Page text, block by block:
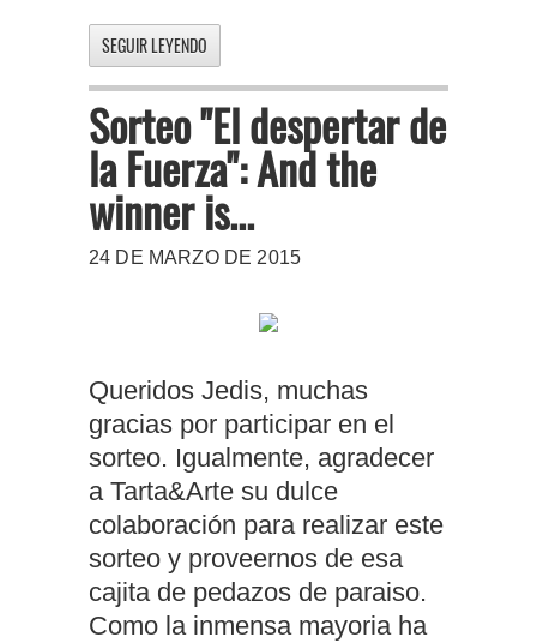
SEGUIR LEYENDO
Sorteo "El despertar de
la Fuerza": And the
winner is...
24 DE MARZO DE 2015
Queridos Jedis, muchas
gracias por participar en el
sorteo. Igualmente, agradecer
a Tarta&Arte su dulce
colaboración para realizar este
sorteo y proveernos de esa
cajita de pedazos de paraiso.
Como la inmensa mayoria ha